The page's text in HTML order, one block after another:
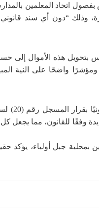
على كل طالب يدرس بفصول اتحاد المعلمين
من جملة الرسوم المقررة، وذلك “دون أي سند
بتحويل هذه الأموال إلى
واضحًا على النية
وأكدت لجنة المعلمين السودانيين أن الدورة القانونية للاتحاد
وفقًا للقانون، مما يجعل
بمحلية جبل أولياء، يؤكد